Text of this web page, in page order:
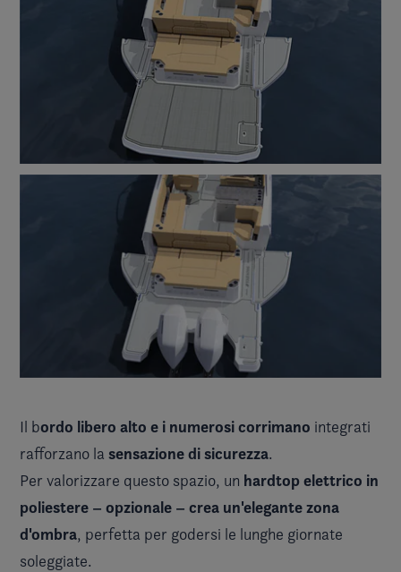
Il bordo libero alto e i numerosi corrimano integrati
rafforzano la sensazione di sicurezza.
Per valorizzare questo spazio, un hardtop elettrico in
poliestere – opzionale – crea un'elegante zona
d'ombra, perfetta per godersi le lunghe giornate
soleggiate.